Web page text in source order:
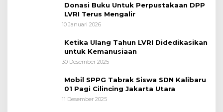
Donasi Buku Untuk Perpustakaan DPP
LVRI Terus Mengalir
10 Januari 2026
Ketika Ulang Tahun LVRI Didedikasikan
untuk Kemanusiaan
30 Desember 2025
Mobil SPPG Tabrak Siswa SDN Kalibaru
01 Pagi Cilincing Jakarta Utara
11 Desember 2025